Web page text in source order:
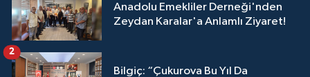
Anadolu Emekliler Derneği'nden
Zeydan Karalar'a Anlamlı Ziyaret!
Bilgiç: “Çukurova Bu Yıl Da
2